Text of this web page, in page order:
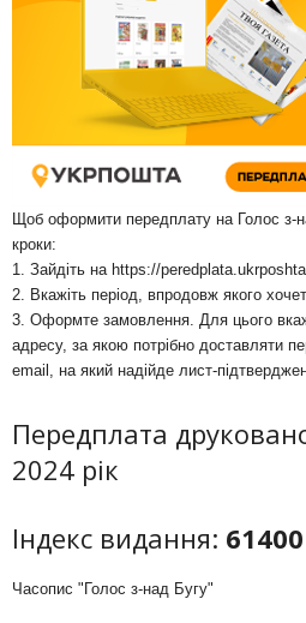
Щоб оформити передплату на Голос з-
кроки:
1. Зайдіть на https://
2. Вкажіть період, впродовж якого
3. Оформте замовлення. Для цього
адресу, за якою потрібно доставляти
email, на який надійде лист-
Передплата
2024 рік
Індекс видання: 61400
Часопис "Голос з-над Бугу"